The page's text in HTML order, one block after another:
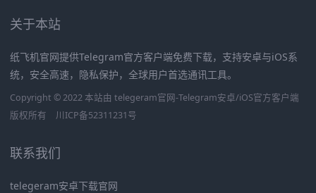
关于本站
纸飞机官网提供Telegram官方客户端免费下载，支持安卓与iOS系
统，安全高速，隐私保护，全球用户首选通讯工具。
Copyright © 2022 本站由 telegeram官网-Telegram安卓/iOS官方客户端
版权所有
川ICP备52311231号
联系我们
telegeram安卓下载官网